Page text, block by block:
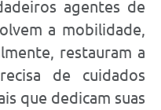
agentes de
a mobilidade,
restauram a
de cuidados
que dedicam suas